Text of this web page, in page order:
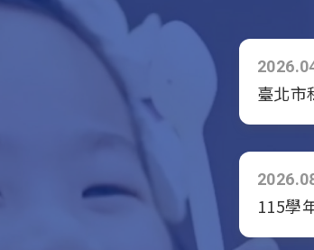
臺北市
115學